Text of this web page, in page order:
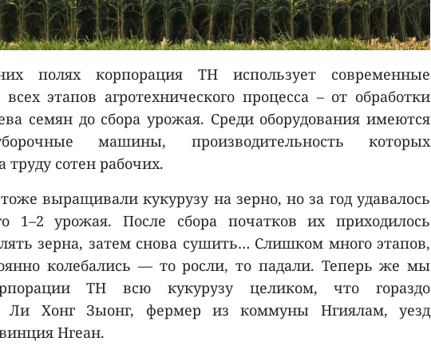
полях корпорация TH использует современные
этапов агротехнического процесса – от обработки
семян до сбора урожая. Среди оборудования имеются
машины, производительность которых
труду сотен рабочих.
выращивали кукурузу на зерно, но за год удавалось
1–2 урожая. После сбора початков их приходилось
зерна, затем снова сушить… Слишком много этапов,
колебались — то росли, то падали. Теперь же мы
TH всю кукурузу целиком, что гораздо
Ли Хонг Зыонг, фермер из коммуны Нгиялам, уезд
Нгеан.